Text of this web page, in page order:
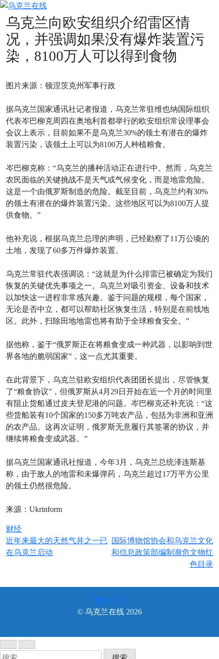
Skip
content
乌克兰向欧安组织介绍雷区情
况，并强调如果没有爆炸装置污
染，8100万人可以得到食物
图片来源：顿涅茨克州军事行政
据乌克兰国家通讯社记者报道，乌克兰常驻维也纳国际组织
代表岑巴柳克周四在奥地利首都举行的欧安组织常设理事会
会议上表示，目前如果不是乌克兰30%的领土有潜在的爆炸
装置污染，该领土上可以为8100万人种植粮食。
岑巴柳克称：“乌克兰的播种活动正在进行中。然而，乌克兰
农民面临的关键挑战不是天气或气候变化，而是地雷危险。
这是一个由俄罗斯制造的危险。截至目前，乌克兰约有30%
的领土有潜在的爆炸装置污染。这些地区可以为8100万人提
供食物。”
他补充说，根据乌克兰总理的声明，已经勘察了11万公顷的
土地，发现了60多万件爆炸装置。
乌克兰常驻代表强调说：“这就是为什么排雷已被确定为我们
恢复的关键优先事项之一。乌克兰对吸引资金、设备和技术
以加快这一进程非常感兴趣。鉴于问题的规模，每个国家，
无论是否中立，都可以帮助社区恢复生活，特别是在前线地
区。此外，扫除田地地雷也将有助于全球粮食安全。”
据他称，鉴于“俄罗斯正在将粮食变成一种武器，以影响到世
界各地的脆弱国家”，这一点尤其重要。
在此背景下，乌克兰驻欧安组织代表团团长提出，尽管恢复
了“粮食协议”，但俄罗斯从4月29日开始在近一个月的时间里
有阻止货船通过皮夫登尼港的问题。岑巴柳克还补充说：“这
些货船装有10个国家的150多万吨农产品，包括为非洲和亚洲
的农产品。这再次证明，俄罗斯无意履行其签署的协议，并
继续将粮食变成武器。”
据乌克兰国家通讯社报道，今年3月，乌克兰总统泽连斯基
称，由于敌人的地雷和未爆弹药，乌克兰超过17万平方公里
的领土仍然很危险。
来源：Ukrinform
财经
文
章
航
近年来最大的天然气井之一已
在乌克兰启动
国际博物馆协会和乌克兰文化
和信息政策部编制濒危文物红
色目录
繁体中文
© 乌克兰在线 2026
搜